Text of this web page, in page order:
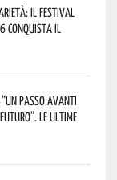
il Festival
conquista il
passo avanti
Le ultime